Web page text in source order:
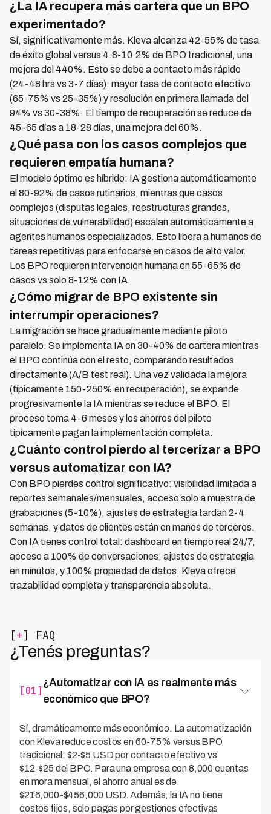
¿La IA recupera más cartera que un BPO
experimentado?
Sí, significativamente más. Kleva alcanza 42-55% de tasa
de éxito global versus 4.8-10.2% de BPO tradicional, una
mejora del 440%. Esto se debe a contacto más rápido
(24-48 hrs vs 3-7 días), mayor tasa de contacto efectivo
(65-75% vs 25-35%) y resolución en primera llamada del
94% vs 30-38%. El tiempo de recuperación se reduce de
45-65 días a 18-28 días, una mejora del 60%.
¿Qué pasa con los casos complejos que
requieren empatía humana?
El modelo óptimo es híbrido: IA gestiona automáticamente
el 80-92% de casos rutinarios, mientras que casos
complejos (disputas legales, reestructuras grandes,
situaciones de vulnerabilidad) escalan automáticamente a
agentes humanos especializados. Esto libera a humanos de
tareas repetitivas para enfocarse en casos de alto valor.
Los BPO requieren intervención humana en 55-65% de
casos vs solo 8-12% con IA.
¿Cómo migrar de BPO existente sin
interrumpir operaciones?
La migración se hace gradualmente mediante piloto
paralelo. Se implementa IA en 30-40% de cartera mientras
el BPO continúa con el resto, comparando resultados
directamente (A/B test real). Una vez validada la mejora
(típicamente 150-250% en recuperación), se expande
progresivamente la IA mientras se reduce el BPO. El
proceso toma 4-6 meses y los ahorros del piloto
típicamente pagan la implementación completa.
¿Cuánto control pierdo al tercerizar a BPO
versus automatizar con IA?
Con BPO pierdes control significativo: visibilidad limitada a
reportes semanales/mensuales, acceso solo a muestra de
grabaciones (5-10%), ajustes de estrategia tardan 2-4
semanas, y datos de clientes están en manos de terceros.
Con IA tienes control total: dashboard en tiempo real 24/7,
acceso a 100% de conversaciones, ajustes de estrategia
en minutos, y 100% propiedad de datos. Kleva ofrece
trazabilidad completa y transparencia absoluta.
[+] FAQ
¿Tenés preguntas?
[01]
¿Automatizar con IA es realmente más
económico que BPO?
Sí, dramáticamente más económico. La automatización
con Kleva reduce costos en 60-75% versus BPO
tradicional: $2-$5 USD por contacto efectivo vs
$12-$25 del BPO. Para una empresa con 8,000 cuentas
en mora mensual, el ahorro anual es de
$216,000-$456,000 USD. Además, la IA no tiene
costos fijos, solo pagas por gestiones efectivas